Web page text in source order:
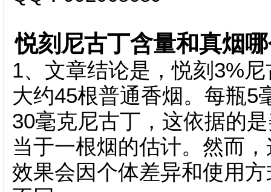
悦刻尼古丁含量和真烟
1、文章结论是，悦刻3%
大约45根普通香烟。每瓶5
30毫克尼古丁，这依据的
当于一根烟的估计。然而
效果会因个体差异和使用